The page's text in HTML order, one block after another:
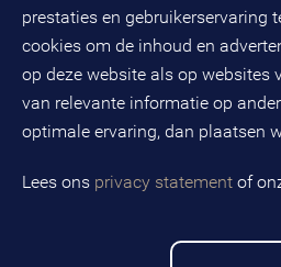
prestaties en gebruikerservaring
cookies om de inhoud en
op deze website als op websites
van relevante informatie op
optimale ervaring, dan plaatsen
Lees ons privacy statement of